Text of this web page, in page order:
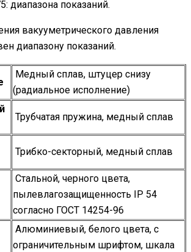
диапазона показаний.
вакууметрического давления
диапазону показаний.
Медный сплав, штуцер снизу
(радиальное исполнение)
Трубчатая пружина, медный сплав
Трибко-секторный, медный сплав
Стальной, черного цвета,
пылевлагозащищенность IP 54
согласно ГОСТ 14254-96
Алюминиевый, белого цвета, с
ограничительным шрифтом, шкала